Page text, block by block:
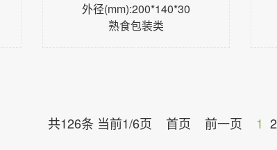
外径(mm):200*140*30
熟食包装类
共126条 当前1/6页 首页 前一页 1 2